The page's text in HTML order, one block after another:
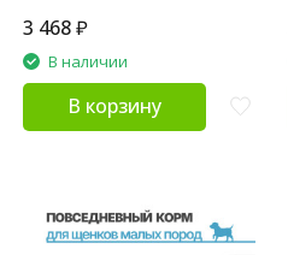
3 468₽
В наличии
В корзину